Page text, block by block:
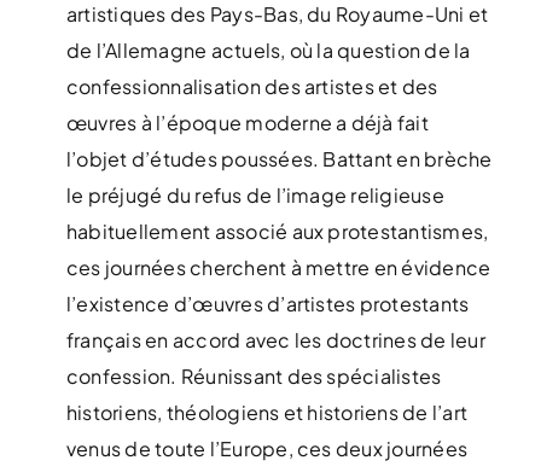
artistiques des Pays-Bas, du Royaume-Uni et
de l’Allemagne actuels, où la question de la
confessionnalisation des artistes et des
œuvres à l’époque moderne a déjà fait
l’objet d’études poussées. Battant en brèche
le préjugé du refus de l’image religieuse
habituellement associé aux protestantismes,
ces journées cherchent à mettre en évidence
l’existence d’œuvres d’artistes protestants
français en accord avec les doctrines de leur
confession. Réunissant des spécialistes
historiens, théologiens et historiens de l’art
venus de toute l’Europe, ces deux journées